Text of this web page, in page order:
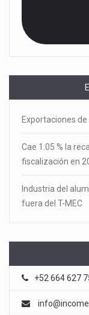
Exportaciones
Cae 1.05 % la
fiscalización en
Industria del
fuera del T-MEC
+52 664 627